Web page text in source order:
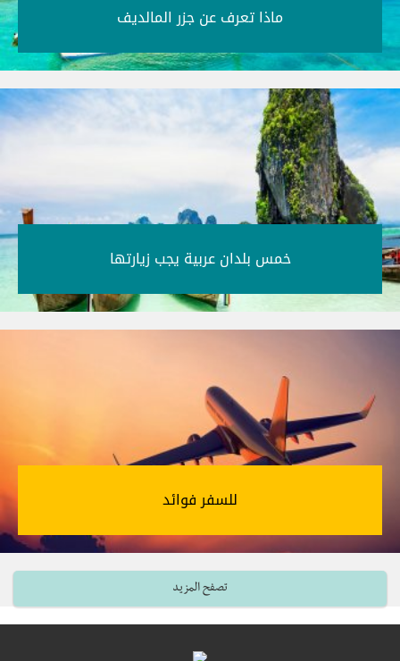
ماذا تعرف عن جزر المالديف‎
خمس بلدان عربية يجب زيارتها‎
للسفر فوائد‎
تصفح المزيد